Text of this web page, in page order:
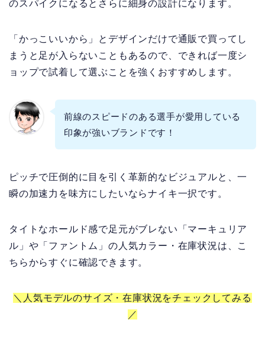
のスパイクになるとさらに細身の設計になります。
「かっこいいから」とデザインだけで通販で買ってし
まうと足が入らないこともあるので、できれば一度シ
ョップで試着して選ぶことを強くおすすめします。
前線のスピードのある選手が愛用している
印象が強いブランドです！
ピッチで圧倒的に目を引く革新的なビジュアルと、一
瞬の加速力を味方にしたいならナイキ一択です。
タイトなホールド感で足元がブレない「マーキュリア
ル」や「ファントム」の人気カラー・在庫状況は、こ
ちらからすぐに確認できます。
＼人気モデルのサイズ・在庫状況をチェックしてみる
／